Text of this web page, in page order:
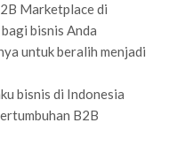
Marketplace di
bisnis Anda
untuk beralih menjadi
bisnis di Indonesia
B2B